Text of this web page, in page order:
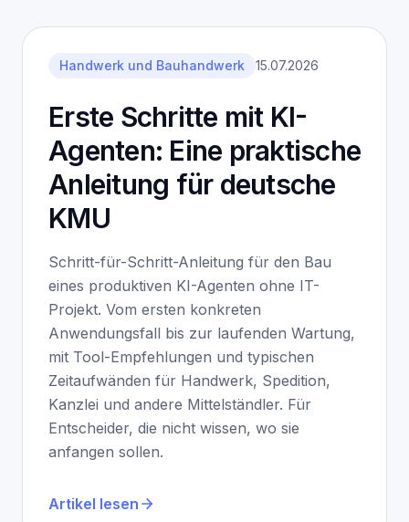
Handwerk und Bauhandwerk 15.07.2026
Erste Schritte mit KI-
Agenten: Eine praktische
Anleitung für deutsche
KMU
Schritt-für-Schritt-Anleitung für den Bau
eines produktiven KI-Agenten ohne IT-
Projekt. Vom ersten konkreten
Anwendungsfall bis zur laufenden Wartung,
mit Tool-Empfehlungen und typischen
Zeitaufwänden für Handwerk, Spedition,
Kanzlei und andere Mittelständler. Für
Entscheider, die nicht wissen, wo sie
anfangen sollen.
Artikel lesen